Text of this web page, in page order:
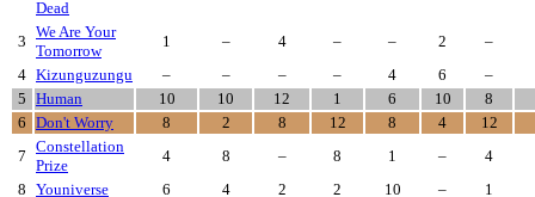
Dead
3
We Are Your
Tomorrow
1 – 4 – – 2
–
4 Kizunguzungu – – – – 4 6
–
5 Human 10 10 12 1 6 10
8
6 Don't Worry 8 2 8 12 8 4
12
7
Constellation
Prize
4 8 – 8 1 –
4
8 Youniverse 6 4 2 2 10 –
1